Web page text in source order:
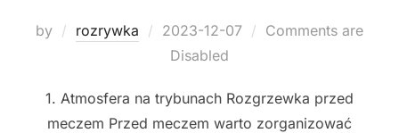
by rozrywka
Posted
on
2023-12-07
Comments are
Disabled
1. Atmosfera na trybunach Rozgrzewka przed
meczem Przed meczem warto zorganizować